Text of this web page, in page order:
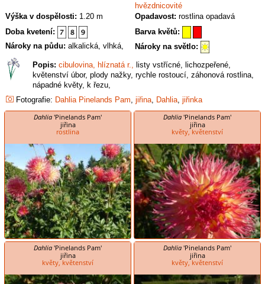
hvězdnicovité
Výška v dospělosti: 1.20 m Opadavost: rostlina opadavá
Doba kvetení:
Barva květů:
Nároky na půdu: alkalická, vlhká, Nároky na světlo:
Popis: cibulovina, hlíznatá r., listy vstřícné, lichozpeřené,
květenství úbor, plody nažky, rychle rostoucí, záhonová rostlina,
nápadné květy, k řezu,
Fotografie: Dahlia Pinelands Pam, jiřina, Dahlia, jiřinka
Dahlia 'Pinelands Pam'
jiřina
rostlina
Dahlia 'Pinelands Pam'
jiřina
květy, květenství
Dahlia 'Pinelands Pam'
jiřina
květy, květenství
Dahlia 'Pinelands Pam'
jiřina
květy, květenství